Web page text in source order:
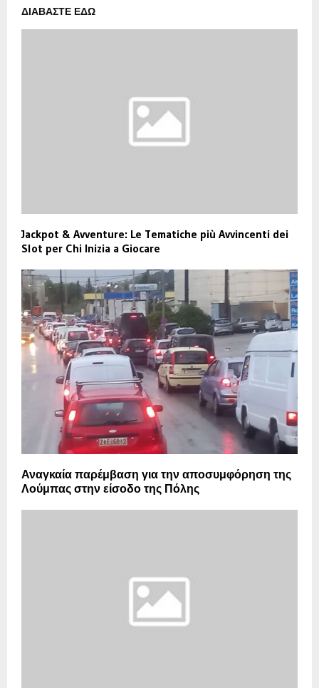
ΔΙΑΒΑΣΤΕ ΕΔΩ
Jackpot & Avventure: Le Tematiche più Avvincenti dei
Slot per Chi Inizia a Giocare
Αναγκαία παρέμβαση για την αποσυμφόρηση της
Λούμπας στην είσοδο της Πόλης